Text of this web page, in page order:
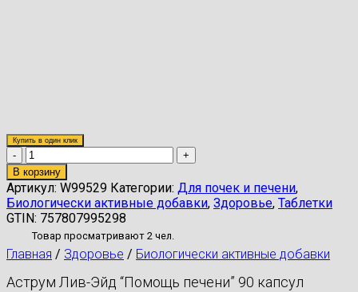
Купить в один клик
Количество
товара
Аструм
Лив-
Эйд
"Помощь
печени"
90
капсул
В корзину
Артикул: W99529 Категории: Для почек и печени,
Биологически активные добавки, Здоровье, Таблетки
GTIN: 757807995298
Товар просматривают 2 чел.
Главная / Здоровье / Биологически активные добавки
Аструм Лив-Эйд “Помощь печени” 90 капсул